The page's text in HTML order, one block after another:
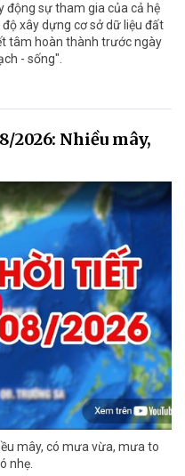
động sự tham gia của cả hệ
xây dựng cơ sở dữ liệu đất
tâm hoàn thành trước ngày
- sống".
2026: Nhiều mây,
mây, có mưa vừa, mưa to
nhẹ.